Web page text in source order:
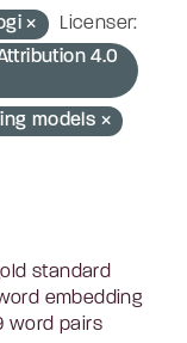
Licenser:
4.0
models
standard
embedding
word pairs